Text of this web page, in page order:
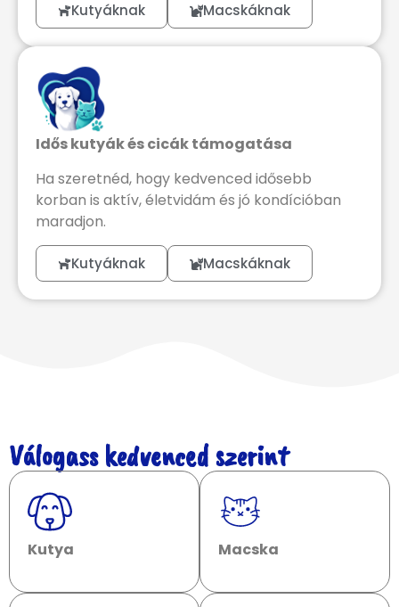
Kutyáknak Macskáknak
Idős kutyák és cicák támogatása
Ha szeretnéd, hogy kedvenced idősebb
korban is aktív, életvidám és jó kondícióban
maradjon.
Kutyáknak Macskáknak
Válogass kedvenced szerint
Kutya Macska